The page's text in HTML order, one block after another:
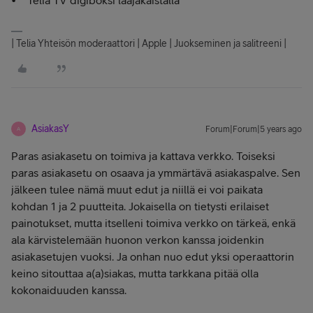
| Telia Yhteisön moderaattori | Apple | Juokseminen ja salitreeni |
A AsiakasY Forum|Forum|5 years ago
Paras asiakasetu on toimiva ja kattava verkko. Toiseksi
paras asiakasetu on osaava ja ymmärtävä asiakaspalve. Sen
jälkeen tulee nämä muut edut ja niillä ei voi paikata
kohdan 1 ja 2 puutteita. Jokaisella on tietysti erilaiset
painotukset, mutta itselleni toimiva verkko on tärkeä, enkä
ala kärvistelemään huonon verkon kanssa joidenkin
asiakasetujen vuoksi. Ja onhan nuo edut yksi operaattorin
keino sitouttaa a(a)siakas, mutta tarkkana pitää olla
kokonaiduuden kanssa.